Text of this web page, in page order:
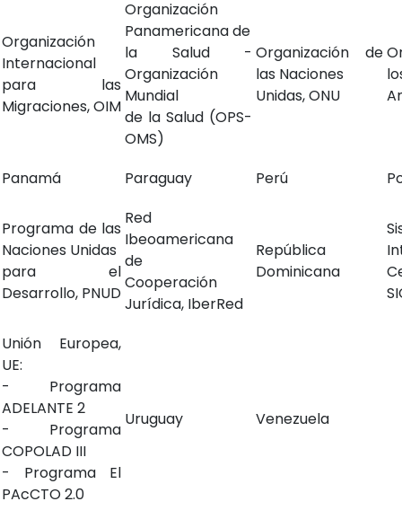
Organización
Internacional
para las
Migraciones, OIM
Organización
Panamericana de
la Salud -
Organización
Mundial
de la Salud (OPS-
OMS)
Organización de
las Naciones
Unidas, ONU
Panamá Paraguay Perú
Programa de las
Naciones Unidas
para el
Desarrollo, PNUD
Red
Ibeoamericana
de
Cooperación
Jurídica, IberRed
República
Dominicana
Unión Europea,
UE:
- Programa
ADELANTE 2
- Programa
COPOLAD III
- Programa El
PAcCTO 2.0
Uruguay Venezuela